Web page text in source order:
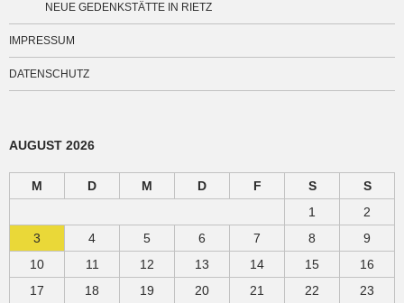
NEUE GEDENKSTÄTTE IN RIETZ
IMPRESSUM
DATENSCHUTZ
AUGUST 2026
M D M D F S
S
1
2
3
4 5 6 7 8
9
10
11 12 13 14 15
16
17
18 19 20 21 22
23